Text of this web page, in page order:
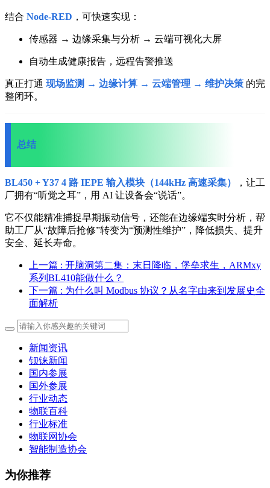
结合 Node-RED ，可快速实现：
传感器 → 边缘采集与分析 → 云端可视化大屏
自动生成健康报告，远程告警推送
真正打通 现场监测 → 边缘计算 → 云端管理 → 维护决策 的完
整闭环。
总结
BL450 + Y37 4 路 IEPE 输入模块（144kHz 高速采集）
，让工
厂拥有“听觉之耳”，用 AI 让设备会“说话”。
它不仅能精准捕捉早期振动信号，还能在边缘端实时分析，帮
助工厂从“故障后抢修”转变为“预测性维护”，降低损失、提升
安全、延长寿命。
上一篇 : 开脑洞第二集：末日降临，堡垒求生，ARMxy
系列BL410能做什么？
下一篇 : 为什么叫 Modbus 协议？从名字由来到发展史全
面解析
新闻资讯
钡铼新闻
国内参展
国外参展
行业动态
物联百科
行业标准
物联网协会
智能制造协会
为你推荐